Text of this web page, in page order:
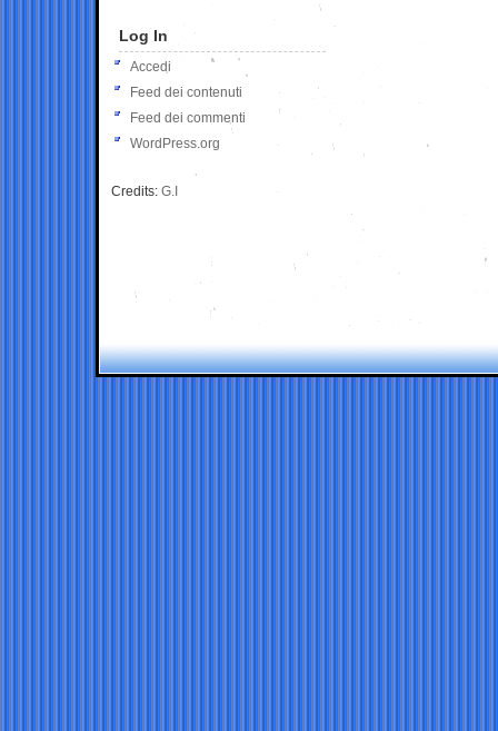
Log In
Accedi
Feed dei contenuti
Feed dei commenti
WordPress.org
Credits: G.I